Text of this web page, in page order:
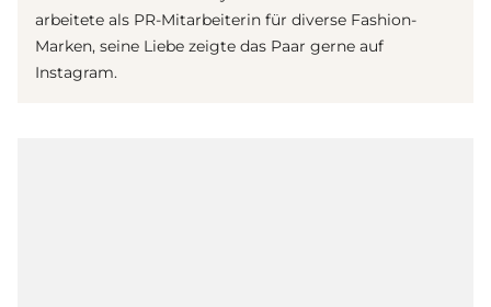
arbeitete als PR-Mitarbeiterin für diverse Fashion-
Marken, seine Liebe zeigte das Paar gerne auf
Instagram.